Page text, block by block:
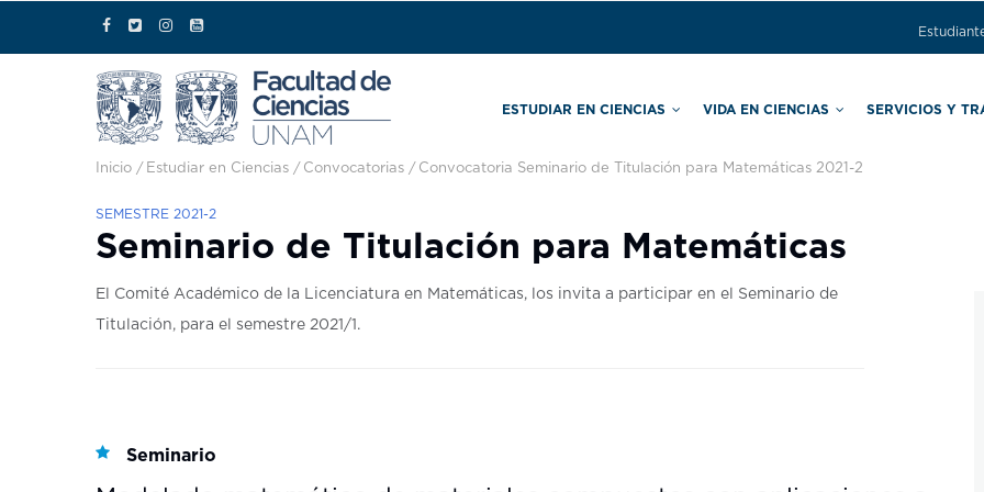
ESTUDIAR EN CIENCIAS VIDA EN CIENCIAS SERVICIOS Y
Ruta de navegación
Inicio / Estudiar en Ciencias / Convocatorias / Convocatoria Seminario de Titulación para Matemáticas 2021-2
SEMESTRE 2021-2
Seminario de Titulación para Matemáticas
El Comité Académico de la Licenciatura en Matemáticas, los invita a participar en el Seminario de
Titulación, para el semestre 2021/1.
Seminario